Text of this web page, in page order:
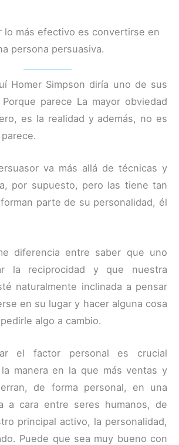
lo más efectivo es convertirse en
persona persuasiva.
Homer Simpson diría uno de sus
parece La mayor obviedad
es la realidad y además, no es
va más allá de técnicas y
por supuesto, pero las tiene tan
parte de su personalidad, él
diferencia entre saber que uno
la reciprocidad y que nuestra
naturalmente inclinada a pensar
en su lugar y hacer alguna cosa
algo a cambio.
el factor personal es crucial
manera en la que más ventas y
de forma personal, en una
a cara entre seres humanos, de
principal activo, la personalidad,
Puede que sea muy bueno con